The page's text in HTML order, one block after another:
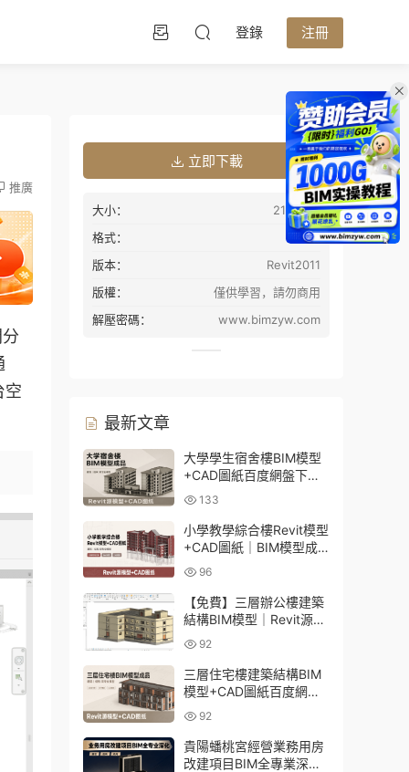
登錄 注冊
推廣
空
立即下載
大小：
21.70MB
格式：
rvt
版本：
Revit2011
版權：
僅供學習，請勿商用
解壓密碼：
www.bimzyw.com
最新文章
大學學生宿舍樓BIM模型
+CAD圖紙百度網盤下載
｜建築結構全套Revit源文
件
133
小學教學綜合樓Revit模型
+CAD圖紙｜BIM模型成
品百度網盤下載
96
【免費】三層辦公樓建築
結構BIM模型｜Revit源文
件百度網盤下載
92
三層住宅樓建築結構BIM
模型+CAD圖紙百度網盤
下載
92
貴陽蟠桃宮經營業務用房
改建項目BIM全專業深化